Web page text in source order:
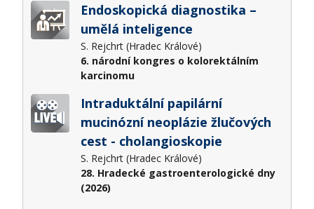
Endoskopická diagnostika –
umělá inteligence
S. Rejchrt (Hradec Králové)
6. národní kongres o kolorektálním
karcinomu
Intraduktální papilární
mucinózní neoplázie žlučových
cest - cholangioskopie
S. Rejchrt (Hradec Králové)
28. Hradecké gastroenterologické dny
(2026)